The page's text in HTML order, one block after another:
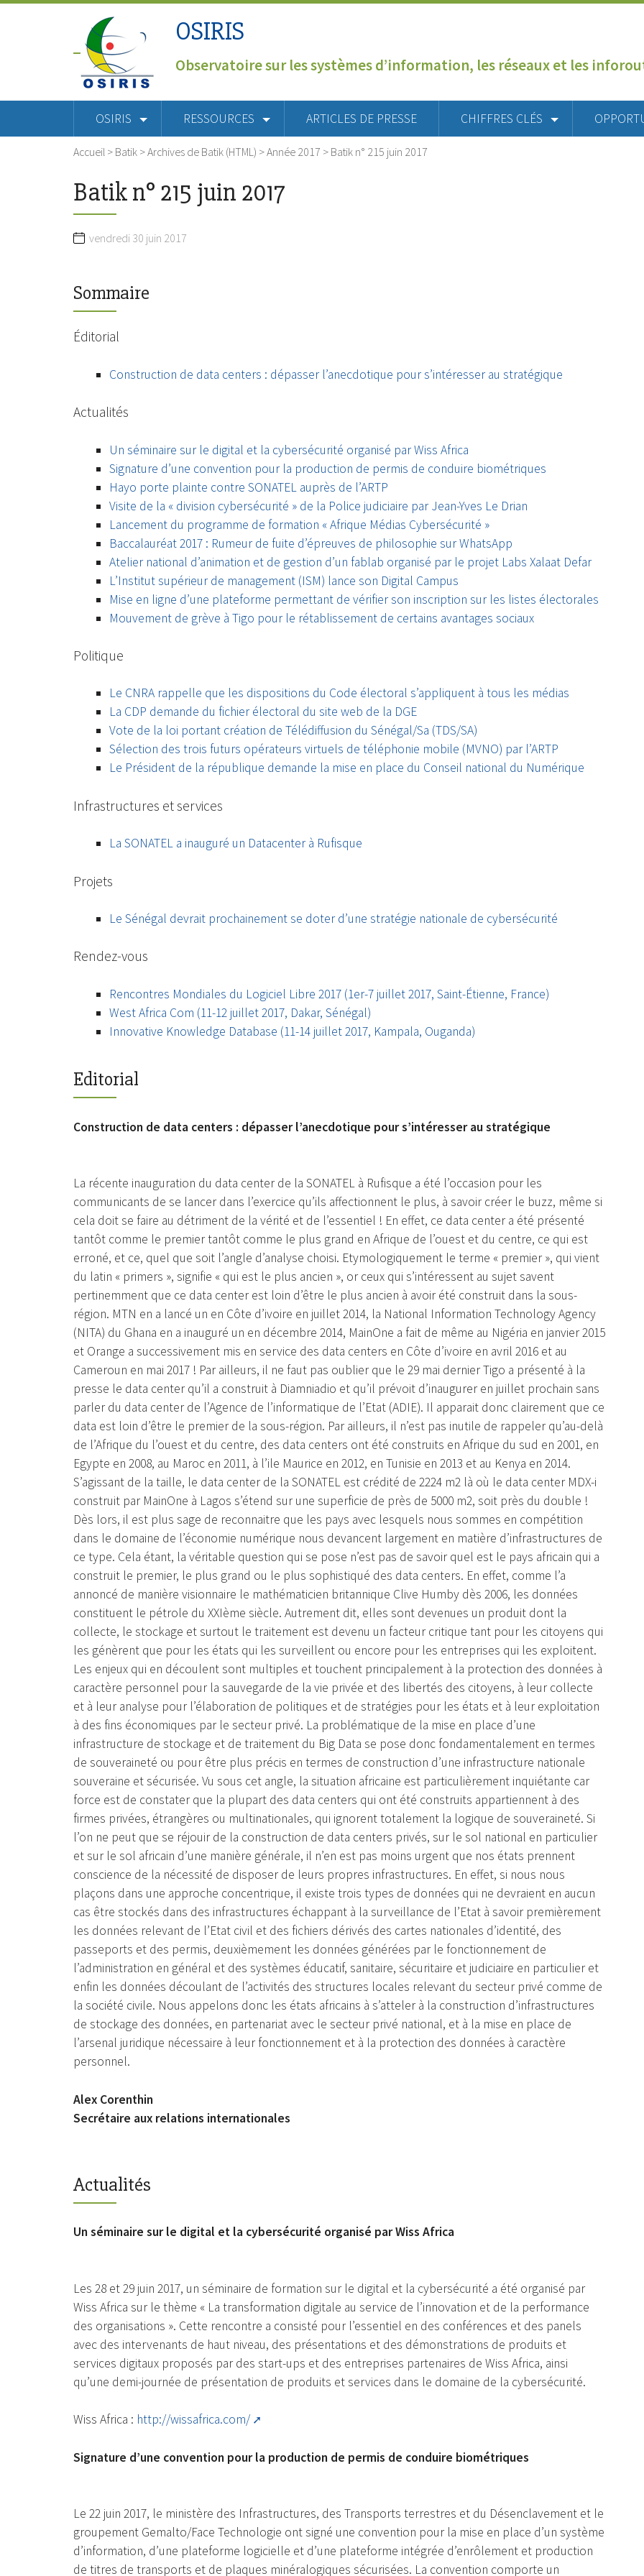
OSIRIS
Observatoire sur les systèmes d’information, les réseaux et les
OSIRIS RESSOURCES ARTICLES DE PRESSE CHIFFRES CLÉS
Accueil > Batik >Archives de Batik (HTML) >Année 2017 > Batik n° 215 juin 2017
Batik n° 215 juin 2017
vendredi 30 juin 2017
Sommaire
Éditorial
Construction de data centers : dépasser l’anecdotique pour s’intéresser au stratégique
Actualités
Un séminaire sur le digital et la cybersécurité organisé par Wiss Africa
Signature d’une convention pour la production de permis de conduire biométriques
Hayo porte plainte contre SONATEL auprès de l’ARTP
Visite de la « division cybersécurité » de la Police judiciaire par Jean-Yves Le Drian
Lancement du programme de formation « Afrique Médias Cybersécurité »
Baccalauréat 2017 : Rumeur de fuite d’épreuves de philosophie sur WhatsApp
Atelier national d’animation et de gestion d’un fablab organisé par le projet Labs Xalaat Defar
L’Institut supérieur de management (ISM) lance son Digital Campus
Mise en ligne d’une plateforme permettant de vérifier son inscription sur les listes électorales
Mouvement de grève à Tigo pour le rétablissement de certains avantages sociaux
Politique
Le CNRA rappelle que les dispositions du Code électoral s’appliquent à tous les médias
La CDP demande du fichier électoral du site web de la DGE
Vote de la loi portant création de Télédiffusion du Sénégal/Sa (TDS/SA)
Sélection des trois futurs opérateurs virtuels de téléphonie mobile (MVNO) par l’ARTP
Le Président de la république demande la mise en place du Conseil national du Numérique
Infrastructures et services
La SONATEL a inauguré un Datacenter à Rufisque
Projets
Le Sénégal devrait prochainement se doter d’une stratégie nationale de cybersécurité
Rendez-vous
Rencontres Mondiales du Logiciel Libre 2017 (1er-7 juillet 2017, Saint-Étienne, France)
West Africa Com (11-12 juillet 2017, Dakar, Sénégal)
Innovative Knowledge Database (11-14 juillet 2017, Kampala, Ouganda)
Editorial
Construction de data centers : dépasser l’anecdotique pour s’intéresser au stratégique
La récente inauguration du data center de la SONATEL à Rufisque a été l’occasion pour les
communicants de se lancer dans l’exercice qu’ils affectionnent le plus, à savoir créer le buzz, même si
cela doit se faire au détriment de la vérité et de l’essentiel ! En effet, ce data center a été présenté
tantôt comme le premier tantôt comme le plus grand en Afrique de l’ouest et du centre, ce qui est
erroné, et ce, quel que soit l’angle d’analyse choisi. Etymologiquement le terme « premier », qui vient
du latin « primers », signifie « qui est le plus ancien », or ceux qui s’intéressent au sujet savent
pertinemment que ce data center est loin d’être le plus ancien à avoir été construit dans la sous-
région. MTN en a lancé un en Côte d’ivoire en juillet 2014, la National Information Technology Agency
(NITA) du Ghana en a inauguré un en décembre 2014, MainOne a fait de même au Nigéria en janvier 2015
et Orange a successivement mis en service des data centers en Côte d’ivoire en avril 2016 et au
Cameroun en mai 2017 ! Par ailleurs, il ne faut pas oublier que le 29 mai dernier Tigo a présenté à la
presse le data center qu’il a construit à Diamniadio et qu’il prévoit d’inaugurer en juillet prochain sans
parler du data center de l’Agence de l’informatique de l’Etat (ADIE). Il apparait donc clairement que ce
data est loin d’être le premier de la sous-région. Par ailleurs, il n’est pas inutile de rappeler qu’au-delà
de l’Afrique du l’ouest et du centre, des data centers ont été construits en Afrique du sud en 2001, en
Egypte en 2008, au Maroc en 2011, à l’ile Maurice en 2012, en Tunisie en 2013 et au Kenya en 2014.
S’agissant de la taille, le data center de la SONATEL est crédité de 2224 m2 là où le data center MDX-i
construit par MainOne à Lagos s’étend sur une superficie de près de 5000 m2, soit près du double !
Dès lors, il est plus sage de reconnaitre que les pays avec lesquels nous sommes en compétition
dans le domaine de l’économie numérique nous devancent largement en matière d’infrastructures de
ce type. Cela étant, la véritable question qui se pose n’est pas de savoir quel est le pays africain qui a
construit le premier, le plus grand ou le plus sophistiqué des data centers. En effet, comme l’a
annoncé de manière visionnaire le mathématicien britannique Clive Humby dès 2006, les données
constituent le pétrole du XXIème siècle. Autrement dit, elles sont devenues un produit dont la
collecte, le stockage et surtout le traitement est devenu un facteur critique tant pour les citoyens qui
les génèrent que pour les états qui les surveillent ou encore pour les entreprises qui les exploitent.
Les enjeux qui en découlent sont multiples et touchent principalement à la protection des données à
caractère personnel pour la sauvegarde de la vie privée et des libertés des citoyens, à leur collecte
et à leur analyse pour l’élaboration de politiques et de stratégies pour les états et à leur exploitation
à des fins économiques par le secteur privé. La problématique de la mise en place d’une
infrastructure de stockage et de traitement du Big Data se pose donc fondamentalement en termes
de souveraineté ou pour être plus précis en termes de construction d’une infrastructure nationale
souveraine et sécurisée. Vu sous cet angle, la situation africaine est particulièrement inquiétante car
force est de constater que la plupart des data centers qui ont été construits appartiennent à des
firmes privées, étrangères ou multinationales, qui ignorent totalement la logique de souveraineté. Si
l’on ne peut que se réjouir de la construction de data centers privés, sur le sol national en particulier
et sur le sol africain d’une manière générale, il n’en est pas moins urgent que nos états prennent
conscience de la nécessité de disposer de leurs propres infrastructures. En effet, si nous nous
plaçons dans une approche concentrique, il existe trois types de données qui ne devraient en aucun
cas être stockés dans des infrastructures échappant à la surveillance de l’Etat à savoir premièrement
les données relevant de l’Etat civil et des fichiers dérivés des cartes nationales d’identité, des
passeports et des permis, deuxièmement les données générées par le fonctionnement de
l’administration en général et des systèmes éducatif, sanitaire, sécuritaire et judiciaire en particulier et
enfin les données découlant de l’activités des structures locales relevant du secteur privé comme de
la société civile. Nous appelons donc les états africains à s’atteler à la construction d’infrastructures
de stockage des données, en partenariat avec le secteur privé national, et à la mise en place de
l’arsenal juridique nécessaire à leur fonctionnement et à la protection des données à caractère
personnel.
Alex Corenthin
Secrétaire aux relations internationales
Actualités
Un séminaire sur le digital et la cybersécurité organisé par Wiss Africa
Les 28 et 29 juin 2017, un séminaire de formation sur le digital et la cybersécurité a été organisé par
Wiss Africa sur le thème « La transformation digitale au service de l’innovation et de la performance
des organisations ». Cette rencontre a consisté pour l’essentiel en des conférences et des panels
avec des intervenants de haut niveau, des présentations et des démonstrations de produits et
services digitaux proposés par des start-ups et des entreprises partenaires de Wiss Africa, ainsi
qu’une demi-journée de présentation de produits et services dans le domaine de la cybersécurité.
Wiss Africa : http://wissafrica.com/
Signature d’une convention pour la production de permis de conduire biométriques
Le 22 juin 2017, le ministère des Infrastructures, des Transports terrestres et du Désenclavement et le
groupement Gemalto/Face Technologie ont signé une convention pour la mise en place d’un système
d’information, d’une plateforme logicielle et d’une plateforme intégrée d’enrôlement et production
de titres de transports et de plaques minéralogiques sécurisées. La convention comporte un